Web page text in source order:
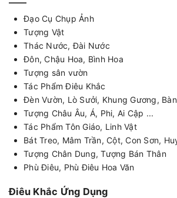
Đạo Cụ Chụp Ảnh
Tượng Vật
Thác Nước, Đài Nước
Đôn, Chậu Hoa, Bình Hoa
Tượng sân vườn
Tác Phẩm Điêu Khắc
Đèn Vườn, Lò Sưởi, Khung Gương,
Tượng Châu Âu, Á, Phi, Ai Cập ...
Tác Phẩm Tôn Giáo, Linh Vật
Bát Treo, Mâm Trần, Cột, Con Sơn,
Tượng Chân Dung, Tượng Bán Thân
Phù Điêu, Phù Điêu Hoa Văn
Điêu Khắc Ứng Dụng